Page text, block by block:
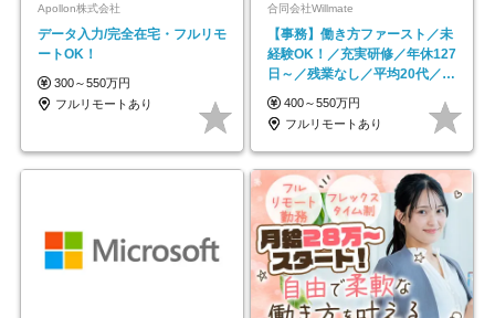
Apollon株式会社
データ入力/完全在宅・フルリモ
ートOK！
300～550万円
フルリモートあり
合同会社Willmate
【事務】働き方ファースト／未
経験OK！／充実研修／年休127
日～／残業なし／平均20代／リ
モートOK
400～550万円
フルリモートあり